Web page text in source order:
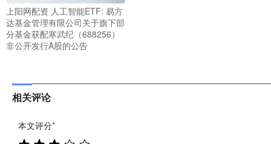
上阳网配资 人工智能ETF: 易方
达基金管理有限公司关于旗下部
分基金获配寒武纪（688256）
非公开发行A股的公告
相关评论
本文评分*